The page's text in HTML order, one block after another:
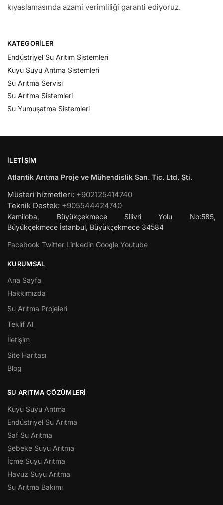
kıyaslamasında azami verimliliği garanti ediyoruz.
KATEGORILER
Endüstriyel Su Arıtım Sistemleri
Kuyu Suyu Arıtma Sistemleri
Su Arıtma Servisi
Su Arıtma Sistemleri
Su Yumuşatma Sistemleri
İLETIŞIM
Atlantik Arıtma Proje ve Mühendislik San. Tic. Ltd. Şti.
Müsteri hizmetleri: +902125414740
Teknik Destek: +905544424740
Kamiloba, Büyükçekmece Silivri Yolu No:585,
Büyükçekmece İstanbul, Büyükçekmece 34584
Facebook Twitter Linkedin Google Youtube
KURUMSAL
Ana Sayfa
Hakkımızda
Su Arıtma Projeleri
Teklif Al
İletişim
Site Haritası
Blog
SU ARITMA ÇÖZÜMLERI
Kuyu Suyu Arıtma
Endüstriyel Su Arıtma
Saf Su Arıtma
Şebeke Suyu Arıtma
İçme Suyu Arıtma
Havuz Suyu Arıtma
Su Arıtma Bakımı